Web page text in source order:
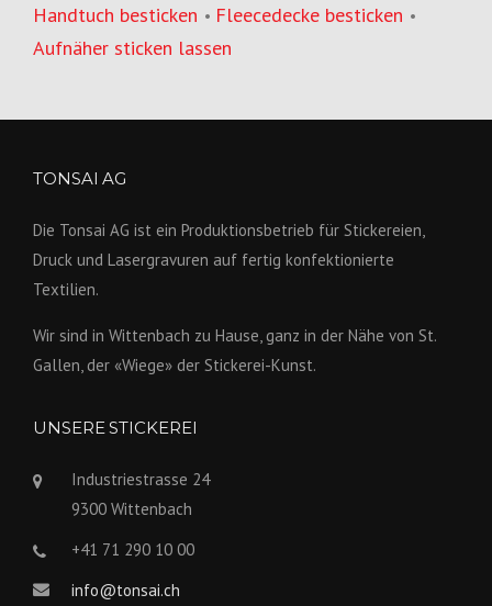
Handtuch besticken • Fleecedecke besticken •
Aufnäher sticken lassen
TONSAI AG
Die Tonsai AG ist ein Produktions­betrieb für Stickereien,
Druck und Lasergravuren auf fertig konfek­tionierte
Textilien.
Wir sind in Wittenbach zu Hause, ganz in der Nähe von St.
Gallen, der «Wiege» der Stickerei-Kunst.
UNSERE STICKEREI
Industriestrasse 24
9300 Wittenbach
+41 71 290 10 00
info@tonsai.ch